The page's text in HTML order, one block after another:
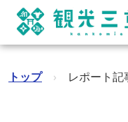
トップ › レポート記